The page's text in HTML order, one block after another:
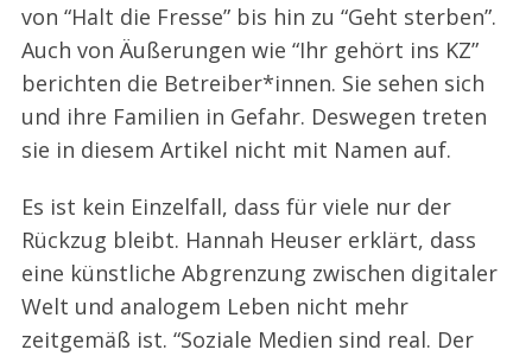
von “Halt die Fresse” bis hin zu “Geht sterben”.
Auch von Äußerungen wie “Ihr gehört ins KZ”
berichten die Betreiber*innen. Sie sehen sich
und ihre Familien in Gefahr. Deswegen treten
sie in diesem Artikel nicht mit Namen auf.
Es ist kein Einzelfall, dass für viele nur der
Rückzug bleibt. Hannah Heuser erklärt, dass
eine künstliche Abgrenzung zwischen digitaler
Welt und analogem Leben nicht mehr
zeitgemäß ist. “Soziale Medien sind real. Der